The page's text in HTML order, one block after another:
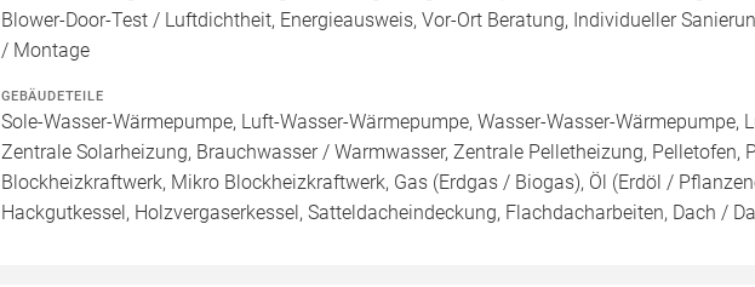
Blower-Door-Test / Luftdichtheit, Energieausweis, Vor-Ort Beratung, Individueller
/ Montage
GEBÄUDETEILE
Sole-Wasser-Wärmepumpe, Luft-Wasser-Wärmepumpe, Wasser-Wasser-Wärmepumpe,
Zentrale Solarheizung, Brauchwasser / Warmwasser, Zentrale Pelletheizung, Pelletofen,
Blockheizkraftwerk, Mikro Blockheizkraftwerk, Gas (Erdgas / Biogas), Öl (Erdöl /
Hackgutkessel, Holzvergaserkessel, Satteldacheindeckung, Flachdacharbeiten, Dach /